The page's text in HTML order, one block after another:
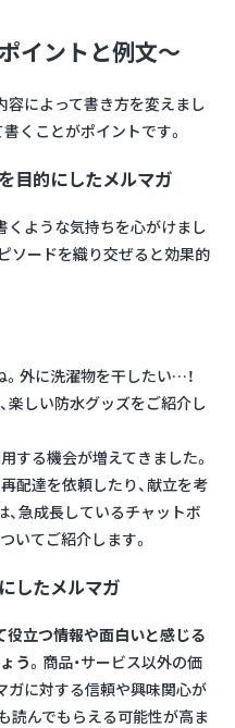
イントと例文～
容によって書き方を変えまし
くことがポイントです。
目的にしたメルマガ
くような気持ちを心がけまし
ソードを織り交ぜると効果的
。外に洗濯物を干したい…！
楽しい防水グッズをご紹介し
する機会が増えてきました。
配達を依頼したり、献立を考
、急成長しているチャットボ
いてご紹介します。
したメルマガ
役立つ情報や面白いと感じる
う。商品・サービス以外の価
ガに対する信頼や興味関心が
読んでもらえる可能性が高ま